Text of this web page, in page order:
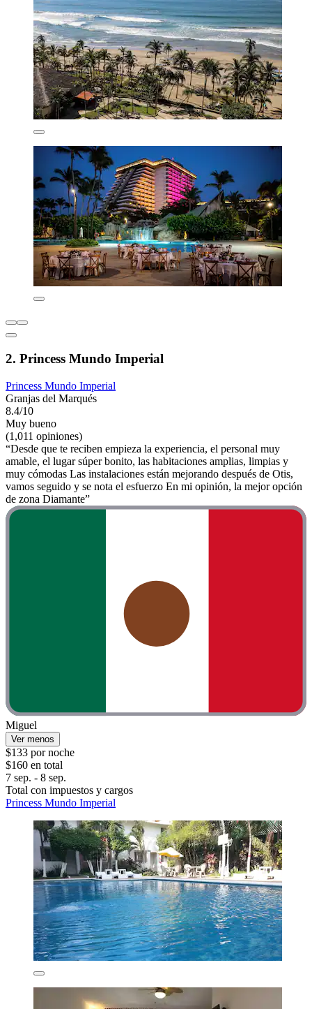
2. Princess Mundo Imperial
Princess Mundo Imperial
Granjas del Marqués
8.4/10
Muy bueno
(1,011 opiniones)
“Desde que te reciben empieza la experiencia, el personal muy
amable, el lugar súper bonito, las habitaciones amplias, limpias y
muy cómodas Las instalaciones están mejorando después de Otis,
vamos seguido y se nota el esfuerzo En mi opinión, la mejor opción
de zona Diamante”
Miguel
Ver menos
$133 por noche
$160 en total
7 sep. - 8 sep.
Total con impuestos y cargos
Princess Mundo Imperial